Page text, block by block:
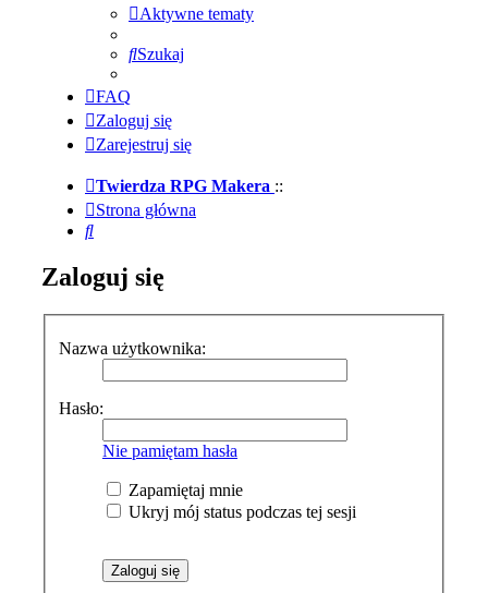
Aktywne tematy
Szukaj
FAQ
Zaloguj się
Zarejestruj się
Twierdza RPG Makera ::
Strona główna
Szukaj
Zaloguj się
Nazwa użytkownika:
Hasło:
Nie pamiętam hasła
Zapamiętaj mnie
Ukryj mój status podczas tej sesji